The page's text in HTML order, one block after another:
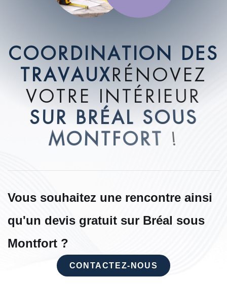
COORDI NATION DES
TRAVAUXRÉ NOVEZ
VOTRE I NTÉRIEUR
SUR BRÉAL SOUS
MONTFORT !
Vous souhaitez une rencontre ainsi
qu'un devis gratuit sur Bréal sous
Montfort ?
CONTACTEZ-NOUS